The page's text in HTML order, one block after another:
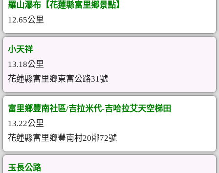
羅山瀑布【花蓮縣富里鄉景點】
12.65公里
小天祥
13.18公里
花蓮縣富里鄉東富公路31號
富里鄉豐南社區/吉拉米代-吉哈拉艾天空梯田
13.22公里
花蓮縣富里鄉豐南村20鄰72號
玉長公路